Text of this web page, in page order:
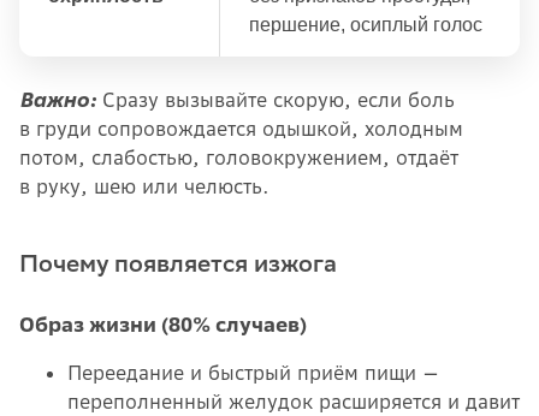
першение, осиплый голос
Важно: Сразу вызывайте скорую, если боль
в груди сопровождается одышкой, холодным
потом, слабостью, головокружением, отдаёт
в руку, шею или челюсть.
Почему появляется изжога
Образ жизни (80% случаев)
Переедание и быстрый приём пищи —
переполненный желудок расширяется и давит